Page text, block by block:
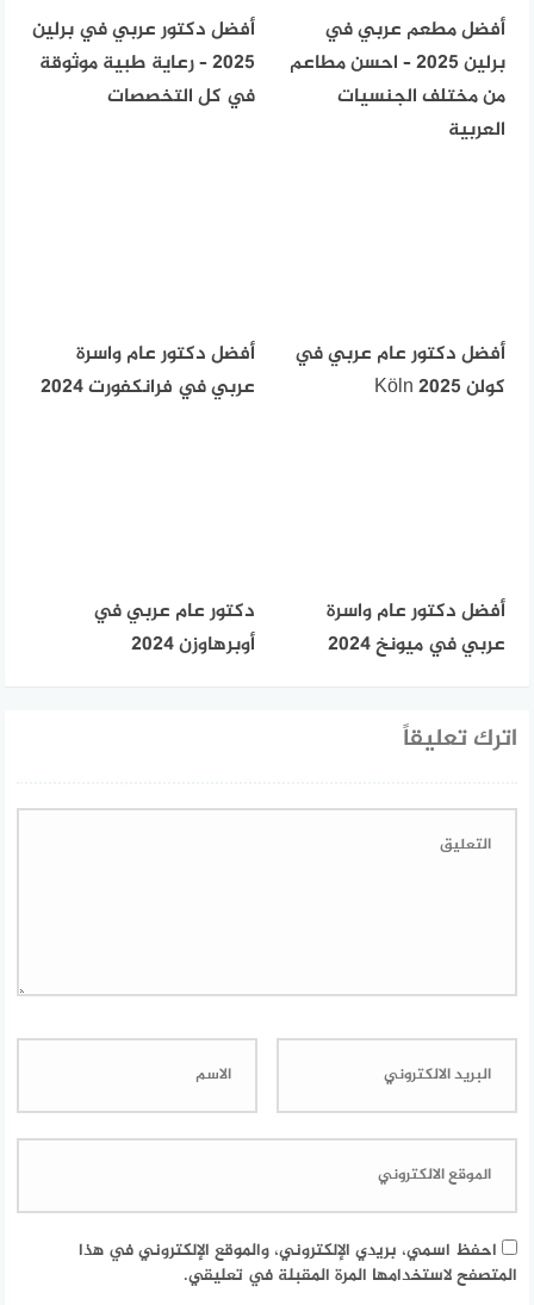
أفضل مطعم عربي في
برلين 2025 – احسن مطاعم
من مختلف الجنسيات
العربية
أفضل دكتور عربي في برلين
2025 – رعاية طبية موثوقة
في كل التخصصات
أفضل دكتور عام عربي في
كولن Köln 2025
أفضل دكتور عام واسرة
عربي في فرانكفورت 2024
أفضل دكتور عام واسرة
عربي في ميونخ 2024
دكتور عام عربي في
أوبرهاوزن 2024
اترك تعليقاً
احفظ اسمي، بريدي الإلكتروني، والموقع الإلكتروني في هذا
المتصفح لاستخدامها المرة المقبلة في تعليقي.